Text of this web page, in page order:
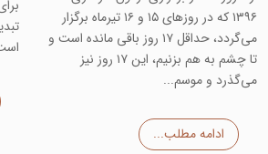
۱۳۹۶ که در روزهای ۱۵ و ۱۶ تیرماه برگزار
می‌گردد، حداقل ۱۷ روز باقی مانده است و
تا چشم به هم بزنیم، این ۱۷ روز نیز
می‌گذرد و موسم...
ادامه مطلب...